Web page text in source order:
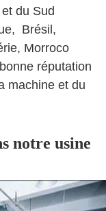
du Sud
Brésil,
Morroco
réputation
machine et du
notre usine